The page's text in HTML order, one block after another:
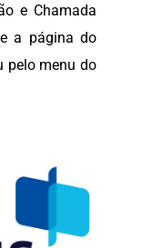
e Chamada
a página do
pelo menu do